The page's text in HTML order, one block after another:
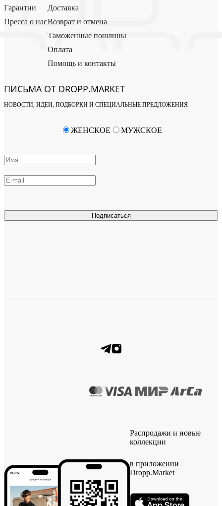
Гарантии
Пресса о нас
Доставка
Возврат и отмена
Таможенные пошлины
Оплата
Помощь и контакты
ПИСЬМА ОТ DROPP.MARKET
НОВОСТИ, ИДЕИ, ПОДБОРКИ И СПЕЦИАЛЬНЫЕ ПРЕДЛОЖЕНИЯ
Подписаться
ЖЕНСКОЕ МУЖСКОЕ
Распродажи и новые
коллекции
в приложении
Dropp.Market